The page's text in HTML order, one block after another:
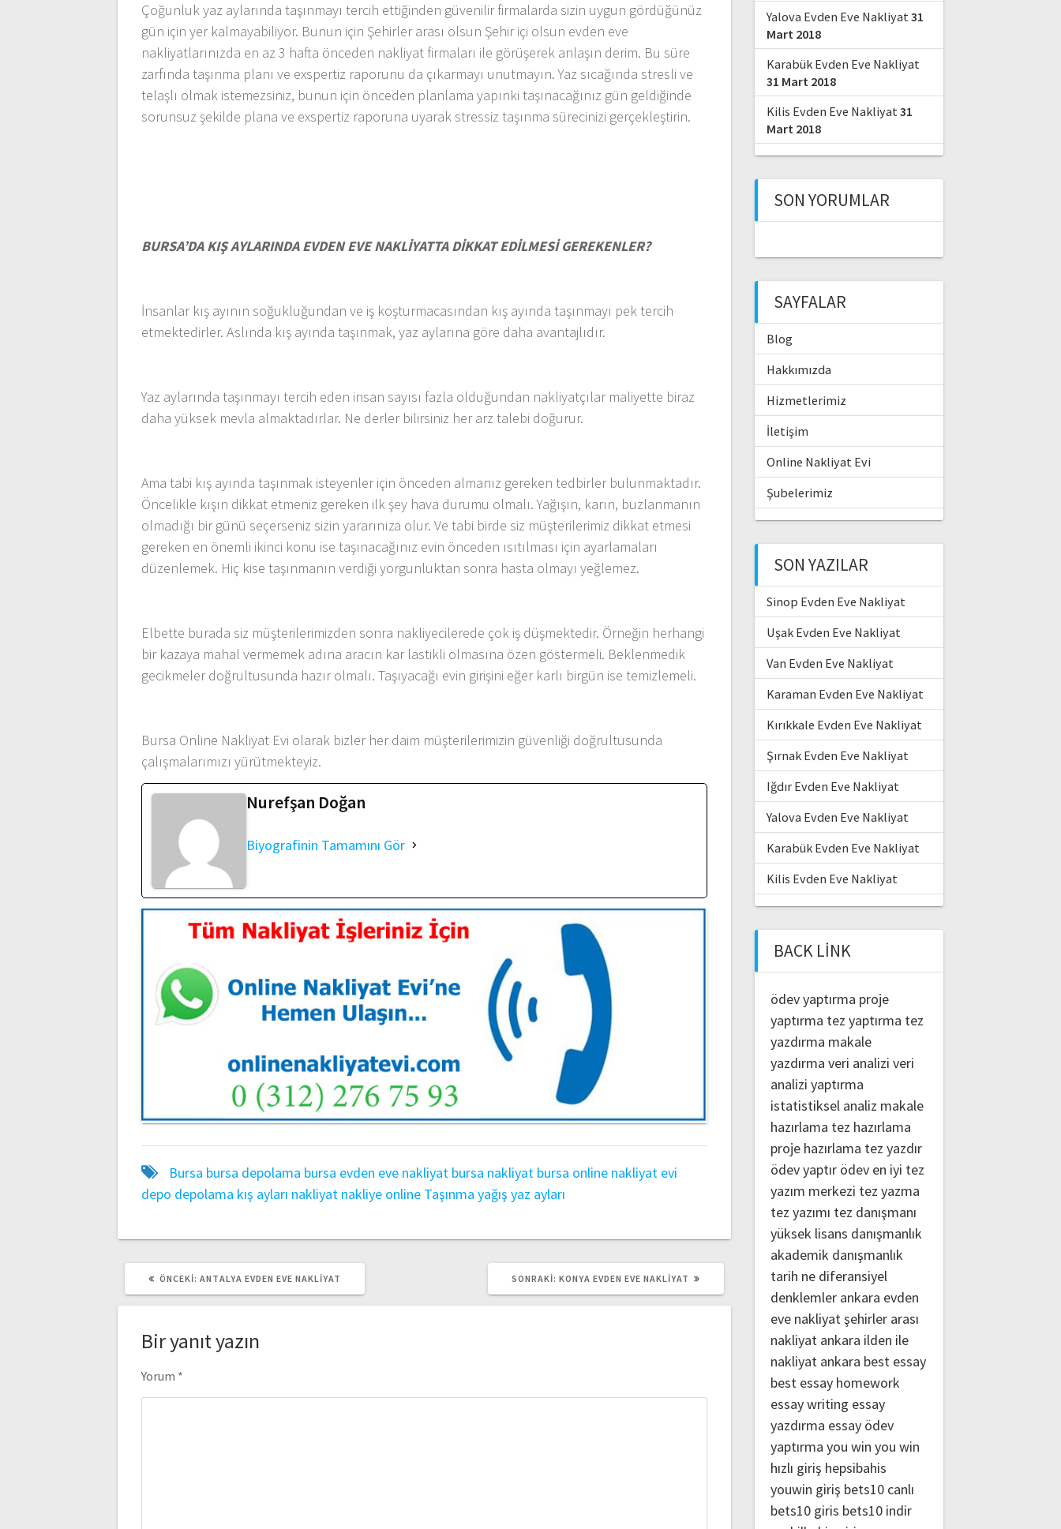
Çoğunluk yaz aylarında taşınmayı tercih ettiğinden güvenilir firmalarda sizin uygun gördüğünüz
gün için yer kalmayabiliyor. Bunun için Şehirler arası olsun Şehir içi olsun evden eve
nakliyatlarınızda en az 3 hafta önceden nakliyat firmaları ile görüşerek anlaşın derim. Bu süre
zarfında taşınma planı ve exspertiz raporunu da çıkarmayı unutmayın. Yaz sıcağında stresli ve
telaşlı olmak istemezsiniz, bunun için önceden planlama yapınki taşınacağınız gün geldiğinde
sorunsuz şekilde plana ve exspertiz raporuna uyarak stressiz taşınma sürecinizi gerçekleştirin.
BURSA’DA KIŞ AYLARINDA EVDEN EVE NAKLİYATTA DİKKAT EDİLMESİ GEREKENLER?
İnsanlar kış ayının soğukluğundan ve iş koşturmacasından kış ayında taşınmayı pek tercih
etmektedirler. Aslında kış ayında taşınmak, yaz aylarına göre daha avantajlıdır.
Yaz aylarında taşınmayı tercih eden insan sayısı fazla olduğundan nakliyatçılar maliyette biraz
daha yüksek mevla almaktadırlar. Ne derler bilirsiniz her arz talebi doğurur.
Ama tabi kış ayında taşınmak isteyenler için önceden almanız gereken tedbirler bulunmaktadır.
Öncelikle kışın dikkat etmeniz gereken ilk şey hava durumu olmalı. Yağışın, karın, buzlanmanın
olmadığı bir günü seçerseniz sizin yararınıza olur. Ve tabi birde siz müşterilerimiz dikkat etmesi
gereken en önemli ikinci konu ise taşınacağınız evin önceden ısıtılması için ayarlamaları
düzenlemek. Hiç kise taşınmanın verdiği yorgunluktan sonra hasta olmayı yeğlemez.
Elbette burada siz müşterilerimizden sonra nakliyecilerede çok iş düşmektedir. Örneğin herhangi
bir kazaya mahal vermemek adına aracın kar lastikli olmasına özen göstermeli. Beklenmedik
gecikmeler doğrultusunda hazır olmalı. Taşıyacağı evin girişini eğer karlı birgün ise temizlemeli.
Bursa Online Nakliyat Evi olarak bizler her daim müşterilerimizin güvenliği doğrultusunda
çalışmalarımızı yürütmekteyiz.
Nurefşan Doğan
Biyografinin Tamamını Gör
Bursa bursa depolama bursa evden eve nakliyat bursa nakliyat bursa online nakliyat evi
depo depolama kış ayları nakliyat nakliye online Taşınma yağış yaz ayları
ÖNCEKI: ÖNCEKI
ANTALYA EVDEN EVE NAKLIYAT SONRAKI: SONRAKI
KONYA EVDEN EVE NAKLIYAT
Bir yanıt yazın
Yorum *
Yalova Evden Eve Nakliyat31
Mart 2018
Karabük Evden Eve Nakliyat
31 Mart 2018
Kilis Evden Eve Nakliyat31
Mart 2018
SON YORUMLAR
SAYFALAR
Blog
Hakkımızda
Hizmetlerimiz
İletişim
Online Nakliyat Evi
Şubelerimiz
SON YAZILAR
Sinop Evden Eve Nakliyat
Uşak Evden Eve Nakliyat
Van Evden Eve Nakliyat
Karaman Evden Eve Nakliyat
Kırıkkale Evden Eve Nakliyat
Şırnak Evden Eve Nakliyat
Iğdır Evden Eve Nakliyat
Yalova Evden Eve Nakliyat
Karabük Evden Eve Nakliyat
Kilis Evden Eve Nakliyat
BACK LINK
ödev yaptırma proje
yaptırma tez yaptırma tez
yazdırma makale
yazdırma veri analizi veri
analizi yaptırma
istatistiksel analiz makale
hazırlama tez hazırlama
proje hazırlama tez yazdır
ödev yaptır ödev en iyi tez
yazım merkezi tez yazma
tez yazımı tez danışmanı
yüksek lisans danışmanlık
akademik danışmanlık
tarih ne diferansiyel
denklemler ankara evden
eve nakliyatşehirler arası
nakliyat ankara ilden ile
nakliyat ankara best essay
best essay homework
essay writing essay
yazdırma essay ödev
yaptırma you win you win
hızlı giriş hepsibahis
youwin giriş bets10 canlı
bets10 giris bets10 indir